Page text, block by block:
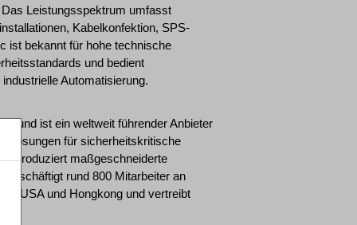
Leistungsspektrum umfasst
Kabelkonfektion, SPS-
ist bekannt für hohe technische
und bedient
Automatisierung.
und ist ein weltweit führender Anbieter
für sicherheitskritische
produziert maßgeschneiderte
rund 800 Mitarbeiter an
USA und Hongkong und vertreibt